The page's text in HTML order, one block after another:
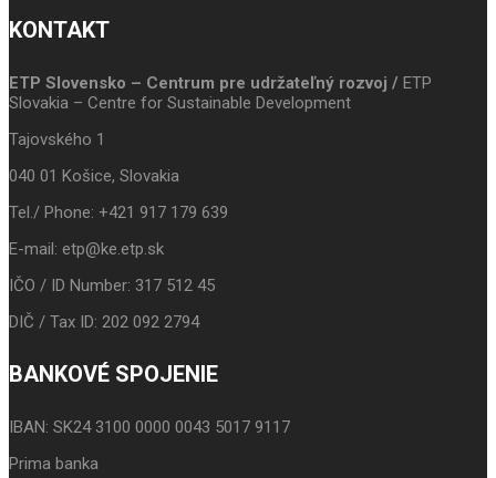
KONTAKT
ETP Slovensko – Centrum pre udržateľný rozvoj / ETP
Slovakia – Centre for Sustainable Development
Tajovského 1
040 01 Košice, Slovakia
Tel./ Phone: +421 917 179 639
E-mail: etp@ke.etp.sk
IČO / ID Number: 317 512 45
DIČ / Tax ID: 202 092 2794
BANKOVÉ SPOJENIE
IBAN: SK24 3100 0000 0043 5017 9117
Prima banka